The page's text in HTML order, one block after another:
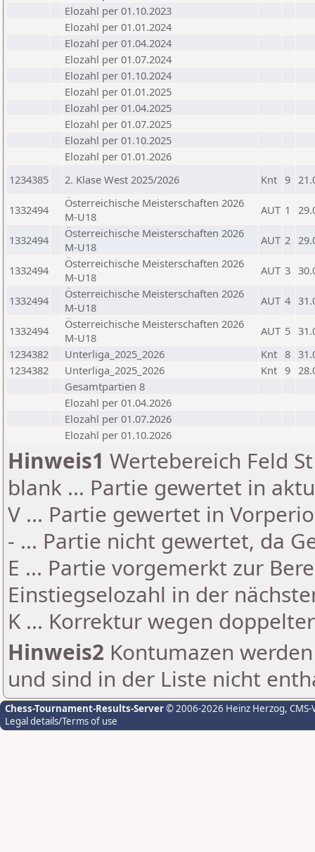
Elozahl per 01.10.2023
Elozahl per 01.01.2024
Elozahl per 01.04.2024
Elozahl per 01.07.2024
Elozahl per 01.10.2024
Elozahl per 01.01.2025
Elozahl per 01.04.2025
Elozahl per 01.07.2025
Elozahl per 01.10.2025
Elozahl per 01.01.2026
1234385
2. Klase West 2025/2026 Knt 9
1332494
Österreichische Meisterschaften 2026
M-U18
AUT 1
1332494
Österreichische Meisterschaften 2026
M-U18
AUT 2
1332494
Österreichische Meisterschaften 2026
M-U18
AUT 3
1332494
Österreichische Meisterschaften 2026
M-U18
AUT 4
1332494
Österreichische Meisterschaften 2026
M-U18
AUT 5
1234382
Unterliga_2025_2026 Knt 8
1234382
Unterliga_2025_2026 Knt 9
Gesamtpartien 8
Elozahl per 01.04.2026
Elozahl per 01.07.2026
Elozahl per 01.10.2026
Hinweis1 Wertebereich Feld
blank ... Partie gewertet in
V ... Partie gewertet in
- ... Partie nicht gewertet, da
E ... Partie vorgemerkt zur
Einstiegselozahl in der
K ... Korrektur wegen
Hinweis2 Kontumazen
und sind in der Liste nicht
Chess-Tournament-Results-Server© 2006-2026 Heinz Herzog,
Legal details/Terms of use